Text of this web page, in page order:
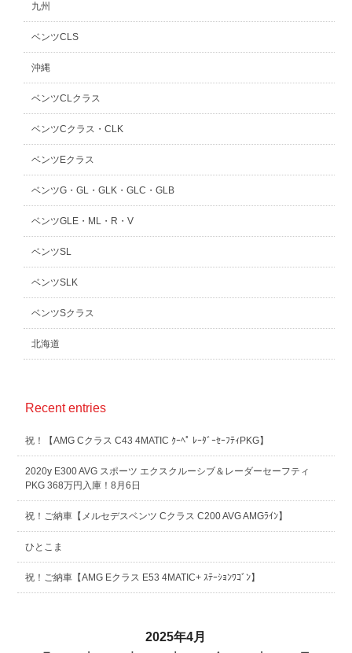
九州
ベンツCLS
沖縄
ベンツCLクラス
ベンツCクラス・CLK
ベンツEクラス
ベンツG・GL・GLK・GLC・GLB
ベンツGLE・ML・R・V
ベンツSL
ベンツSLK
ベンツSクラス
北海道
Recent entries
祝！【AMG Cクラス C43 4MATIC ｸｰﾍﾟ ﾚｰﾀﾞｰｾｰﾌﾃｨPKG】
2020y E300 AVG スポーツ エクスクルーシブ＆レーダーセーフティ
PKG 368万円入庫！8月6日
祝！ご納車【メルセデスベンツ Cクラス C200 AVG AMGﾗｲﾝ】
ひとこま
祝！ご納車【AMG Eクラス E53 4MATIC+ ｽﾃｰｼｮﾝﾜｺﾞﾝ】
2025年4月